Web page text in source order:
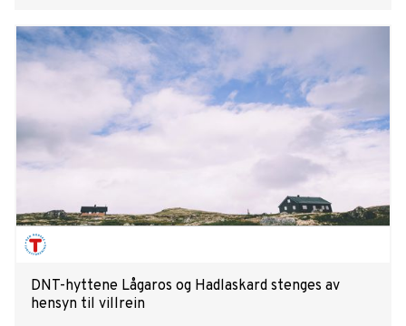
DNT-hyttene Lågaros og Hadlaskard stenges av
hensyn til villrein